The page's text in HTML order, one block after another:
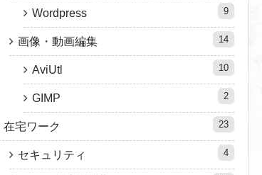
Wordpress 9
画像・動画編集 14
AviUtl 10
GIMP 2
在宅ワーク 23
セキュリティ 4